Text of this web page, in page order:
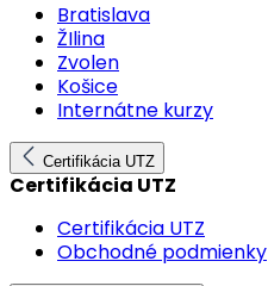
Bratislava
ŽIlina
Zvolen
Košice
Internátne kurzy
Certifikácia UTZ
Certifikácia UTZ
Certifikácia UTZ
Obchodné podmienky